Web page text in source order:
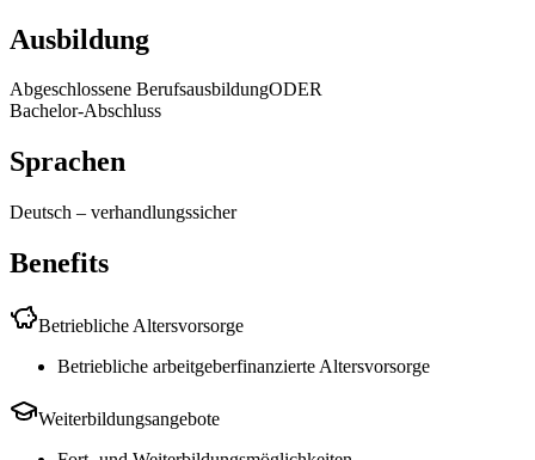
Ausbildung
Abgeschlossene BerufsausbildungODER
Bachelor-Abschluss
Sprachen
Deutsch – verhandlungssicher
Benefits
Betriebliche Altersvorsorge
Betriebliche arbeitgeberfinanzierte Altersvorsorge
Weiterbildungsangebote